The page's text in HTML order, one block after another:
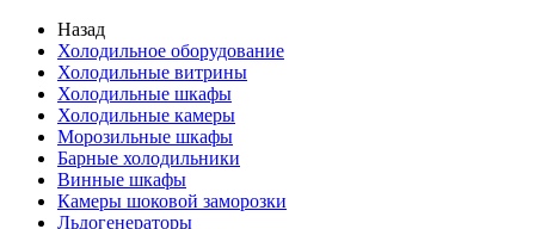
Назад
Холодильное оборудование
Холодильные витрины
Холодильные шкафы
Холодильные камеры
Морозильные шкафы
Барные холодильники
Винные шкафы
Камеры шоковой заморозки
Льдогенераторы